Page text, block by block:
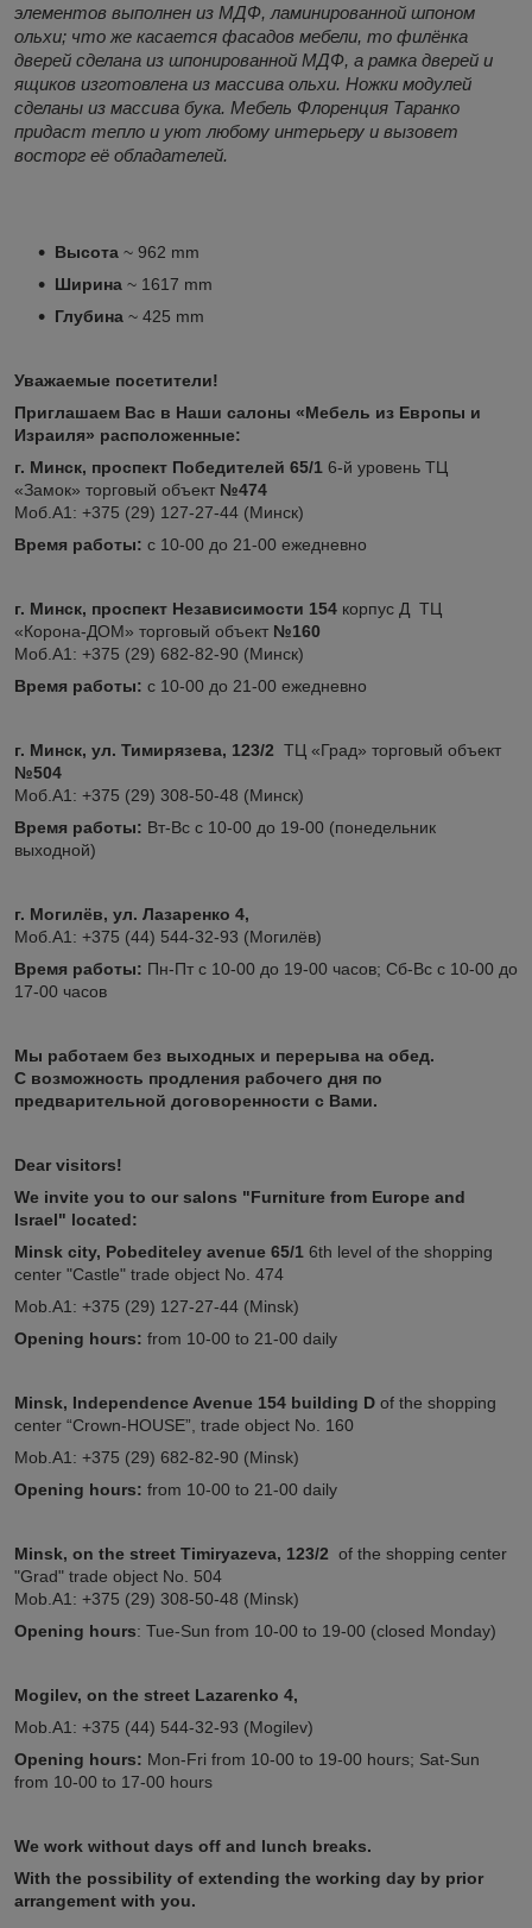
элементов выполнен из МДФ, ламинированной шпоном
ольхи; что же касается фасадов мебели, то филёнка
дверей сделана из шпонированной МДФ, а рамка дверей и
ящиков изготовлена из массива ольхи. Ножки модулей
сделаны из массива бука. Мебель Флоренция Таранко
придаст тепло и уют любому интерьеру и вызовет
восторг её обладателей.
Высота ~ 962 mm
Ширина ~ 1617 mm
Глубина ~ 425 mm
Уважаемые посетители!
Приглашаем Вас в Наши салоны «Мебель из Европы и
Израиля» расположенные:
г. Минск, проспект Победителей 65/1 6-й уровень ТЦ
«Замок» торговый объект №474
Моб.А1: +375 (29) 127-27-44 (Минск)
Время работы: с 10-00 до 21-00 ежедневно
г. Минск, проспект Независимости 154 корпус Д ТЦ
«Корона-ДОМ» торговый объект №160
Моб.А1: +375 (29) 682-82-90 (Минск)
Время работы: с 10-00 до 21-00 ежедневно
г. Минск, ул. Тимирязева, 123/2 ТЦ «Град» торговый объект
№504
Моб.А1: +375 (29) 308-50-48 (Минск)
Время работы: Вт-Вс с 10-00 до 19-00 (понедельник
выходной)
г. Могилёв, ул. Лазаренко 4,
Моб.А1: +375 (44) 544-32-93 (Могилёв)
Время работы: Пн-Пт с 10-00 до 19-00 часов; Сб-Вс с 10-00 до
17-00 часов
Мы работаем без выходных и перерыва на обед.
С возможность продления рабочего дня по
предварительной договоренности с Вами.
Dear visitors!
We invite you to our salons "Furniture from Europe and
Israel" located:
Minsk city, Pobediteley avenue 65/1 6th level of the shopping
center "Castle" trade object No. 474
Mob.A1: +375 (29) 127-27-44 (Minsk)
Opening hours: from 10-00 to 21-00 daily
Minsk, Independence Avenue 154 building D of the shopping
center “Crown-HOUSE”, trade object No. 160
Mob.A1: +375 (29) 682-82-90 (Minsk)
Opening hours: from 10-00 to 21-00 daily
Minsk, on the street Timiryazeva, 123/2 of the shopping center
"Grad" trade object No. 504
Mob.A1: +375 (29) 308-50-48 (Minsk)
Opening hours: Tue-Sun from 10-00 to 19-00 (closed Monday)
Mogilev, on the street Lazarenko 4,
Mob.A1: +375 (44) 544-32-93 (Mogilev)
Opening hours: Mon-Fri from 10-00 to 19-00 hours; Sat-Sun
from 10-00 to 17-00 hours
We work without days off and lunch breaks.
With the possibility of extending the working day by prior
arrangement with you.